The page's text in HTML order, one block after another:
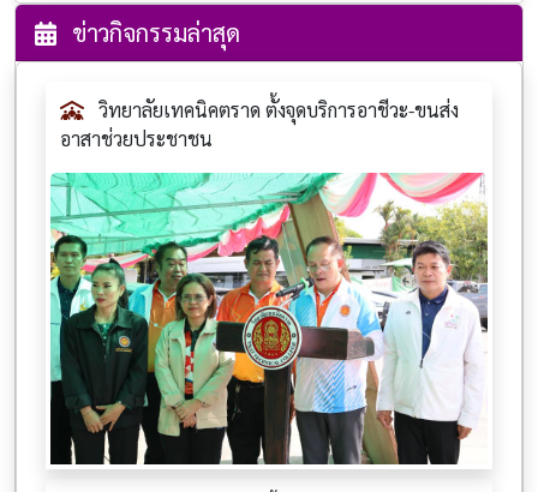
ข่าวกิจกรรมล่าสุด
วิทยาลัยเทคนิคตราด ตั้งจุดบริการอาชีวะ-ขนส่ง
อาสาช่วยประชาชน